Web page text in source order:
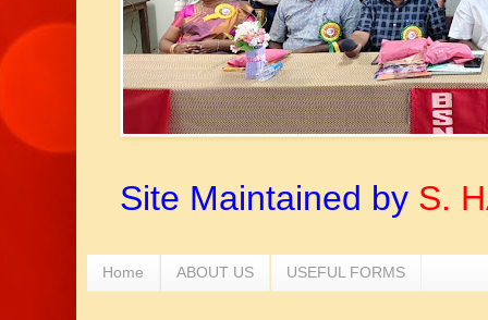
Site Maintained by S.
Home ABOUT US USEFUL FORMS